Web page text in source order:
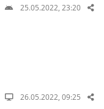
25.05.2022, 23:20
26.05.2022, 09:25